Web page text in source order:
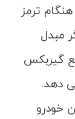
ترمز
مبدل
گیربکس
‌دهد.
خودرو